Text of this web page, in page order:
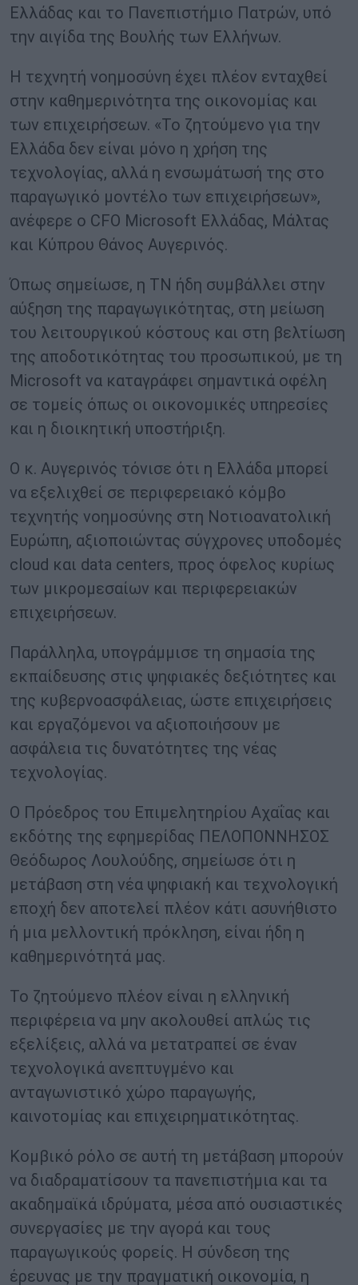
Ελλάδας και το Πανεπιστήμιο Πατρών, υπό
την αιγίδα της Βουλής των Ελλήνων.
Η τεχνητή νοημοσύνη έχει πλέον ενταχθεί
στην καθημερινότητα της οικονομίας και
των επιχειρήσεων. «Το ζητούμενο για την
Ελλάδα δεν είναι μόνο η χρήση της
τεχνολογίας, αλλά η ενσωμάτωσή της στο
παραγωγικό μοντέλο των επιχειρήσεων»,
ανέφερε ο CFO Microsoft Ελλάδας, Μάλτας
και Κύπρου Θάνος Αυγερινός.
Όπως σημείωσε, η ΤΝ ήδη συμβάλλει στην
αύξηση της παραγωγικότητας, στη μείωση
του λειτουργικού κόστους και στη βελτίωση
της αποδοτικότητας του προσωπικού, με τη
Microsoft να καταγράφει σημαντικά οφέλη
σε τομείς όπως οι οικονομικές υπηρεσίες
και η διοικητική υποστήριξη.
Ο κ. Αυγερινός τόνισε ότι η Ελλάδα μπορεί
να εξελιχθεί σε περιφερειακό κόμβο
τεχνητής νοημοσύνης στη Νοτιοανατολική
Ευρώπη, αξιοποιώντας σύγχρονες υποδομές
cloud και data centers, προς όφελος κυρίως
των μικρομεσαίων και περιφερειακών
επιχειρήσεων.
Παράλληλα, υπογράμμισε τη σημασία της
εκπαίδευσης στις ψηφιακές δεξιότητες και
της κυβερνοασφάλειας, ώστε επιχειρήσεις
και εργαζόμενοι να αξιοποιήσουν με
ασφάλεια τις δυνατότητες της νέας
τεχνολογίας.
Ο Πρόεδρος του Επιμελητηρίου Αχαΐας και
εκδότης της εφημερίδας ΠΕΛΟΠΟΝΝΗΣΟΣ
Θεόδωρος Λουλούδης, σημείωσε ότι η
μετάβαση στη νέα ψηφιακή και τεχνολογική
εποχή δεν αποτελεί πλέον κάτι ασυνήθιστο
ή μια μελλοντική πρόκληση, είναι ήδη η
καθημερινότητά μας.
Το ζητούμενο πλέον είναι η ελληνική
περιφέρεια να μην ακολουθεί απλώς τις
εξελίξεις, αλλά να μετατραπεί σε έναν
τεχνολογικά ανεπτυγμένο και
ανταγωνιστικό χώρο παραγωγής,
καινοτομίας και επιχειρηματικότητας.
Κομβικό ρόλο σε αυτή τη μετάβαση μπορούν
να διαδραματίσουν τα πανεπιστήμια και τα
ακαδημαϊκά ιδρύματα, μέσα από ουσιαστικές
συνεργασίες με την αγορά και τους
παραγωγικούς φορείς. Η σύνδεση της
έρευνας με την πραγματική οικονομία, η